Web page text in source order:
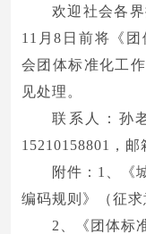
欢迎社会各
11月8日前将《
会团体标准化工
见处理。
联系人：孙
15210158801，邮
附件：1、《
编码规则》（征
2、《团体标